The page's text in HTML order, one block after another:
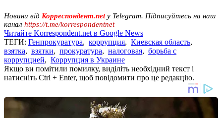
Новини від Корреспондент.net у Telegram. Підписуйтесь на наш
канал https://t.me/korrespondentnet
Читайте Korrespondent.net в Google News
ТЕГИ: Генпрокуратура, коррупция, Киевская область,
взятка, взятки, прокуратура, налоговая, борьба с
коррупцией, Коррупция в Украине
Якщо ви помітили помилку, виділіть необхідний текст і
натисніть Ctrl + Enter, щоб повідомити про це редакцію.